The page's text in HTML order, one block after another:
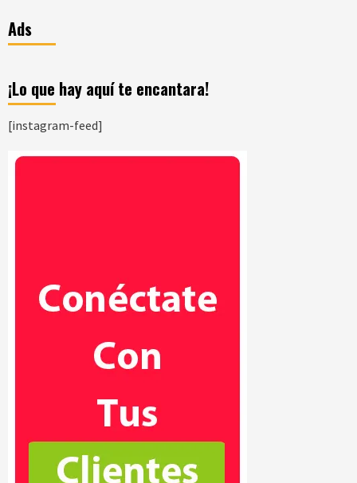
Ads
¡Lo que hay aquí te encantara!
[instagram-feed]